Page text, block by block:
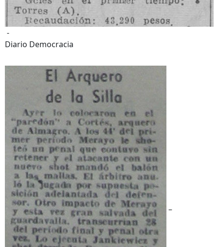
-
Diario Democracia
–